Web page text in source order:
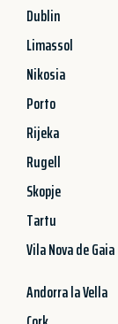
Dublin
Limassol
Nikosia
Porto
Rijeka
Rugell
Skopje
Tartu
Vila Nova de Gaia
Andorra la Vella